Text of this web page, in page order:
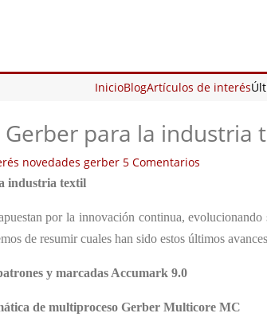
InicioBlogArtículos de interés
para la industria
novedades gerber 5 Comentarios
industria textil
por la innovación continua,
de resumir cuales han sido estos últimos
y marcadas Accumark 9.0
de multiproceso Gerber Multicore MC